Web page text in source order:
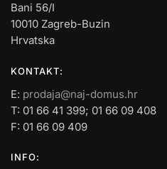
Bani 56/I
10010 Zagreb-Buzin
Hrvatska
KONTAKT:
E: prodaja@naj-domus.hr
T: 01 66 41 399; 01 66 09 408
F: 01 66 09 409
INFO: